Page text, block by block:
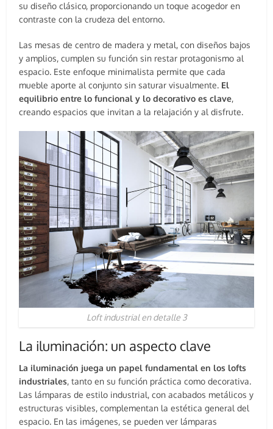
su diseño clásico, proporcionando un toque acogedor en
contraste con la crudeza del entorno.
Las mesas de centro de madera y metal, con diseños bajos
y amplios, cumplen su función sin restar protagonismo al
espacio. Este enfoque minimalista permite que cada
mueble aporte al conjunto sin saturar visualmente. El
equilibrio entre lo funcional y lo decorativo es clave,
creando espacios que invitan a la relajación y al disfrute.
Loft industrial en detalle 3
La iluminación: un aspecto clave
La iluminación juega un papel fundamental en los lofts
industriales, tanto en su función práctica como decorativa.
Las lámparas de estilo industrial, con acabados metálicos y
estructuras visibles, complementan la estética general del
espacio. En las imágenes, se pueden ver lámparas